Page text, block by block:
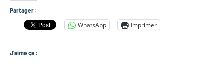
Partager :
WhatsApp Imprimer
J’aime ça :